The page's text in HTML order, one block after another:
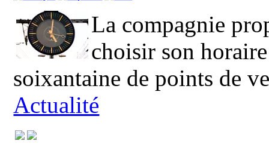
La compagnie
choisir son
soixantaine de points de
Actualité